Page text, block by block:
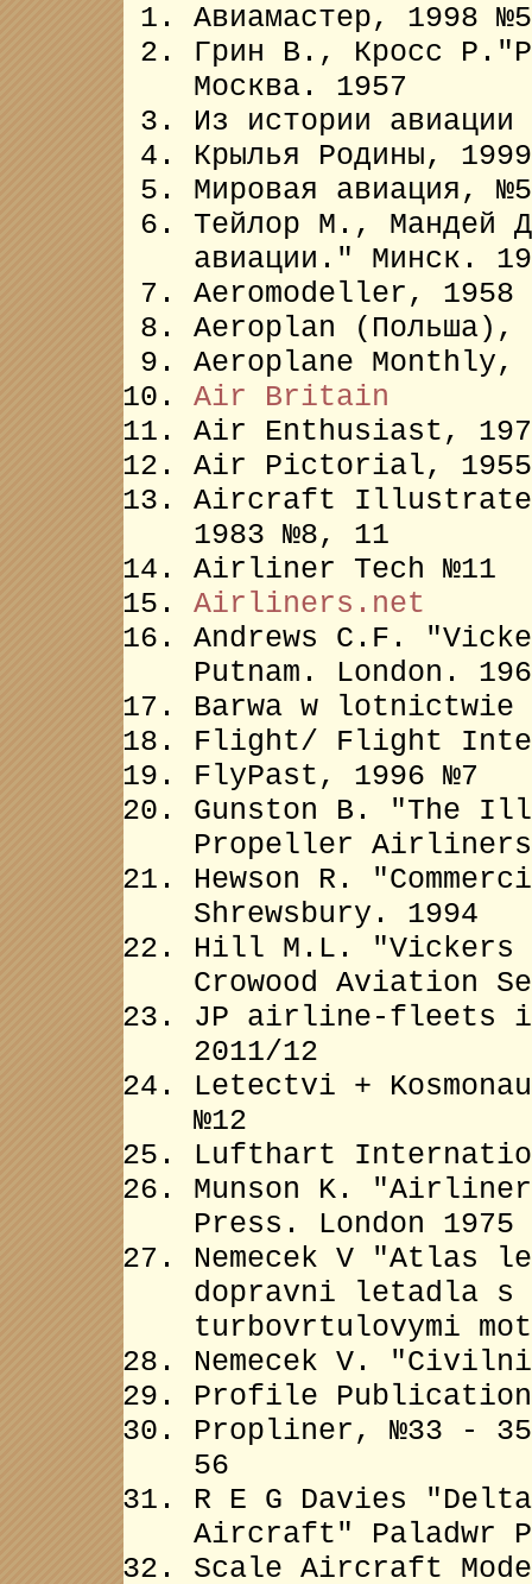
Авиамастер, 1998
Грин В., Кросс
Москва. 1957
Из истории
Крылья Родины,
Мировая авиация,
Тейлор М., Мандей
авиации." Минск.
Aeromodeller, 1958
Aeroplan (Польша),
Aeroplane Monthly,
Air Britain
Air Enthusiast,
Air Pictorial,
Aircraft
1983 №8, 11
Airliner Tech №11
Airliners.net
Andrews C.F.
Putnam. London.
Barwa w lotnictwie
Flight/ Flight
FlyPast, 1996 №7
Gunston B. "The
Propeller
Hewson R.
Shrewsbury. 1994
Hill M.L. "Vickers
Crowood Aviation
JP airline-fleets
2011/12
Letectvi +
№12
Lufthart
Munson K.
Press. London 1975
Nemecek V "Аtlas
dopravni letadla s
turbovrtulovymi
Nemecek V.
Profile
Propliner, №33 -
56
R E G Davies
Aircraft" Paladwr
Scale Aircraft